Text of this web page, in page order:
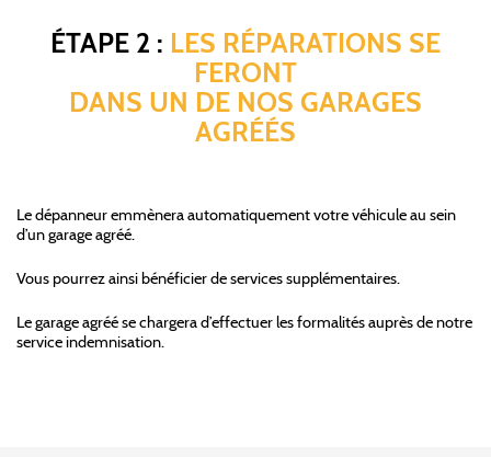
ÉTAPE 2 : LES RÉPARATIONS SE
FERONT
DANS UN DE NOS GARAGES
AGRÉÉS
Le dépanneur emmènera automatiquement votre véhicule au sein
d’un garage agréé.
Vous pourrez ainsi bénéficier de services supplémentaires.
Le garage agréé se chargera d’effectuer les formalités auprès de notre
service indemnisation.